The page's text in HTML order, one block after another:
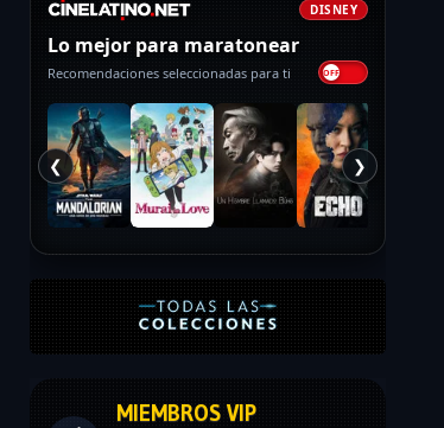
DISNEY
Lo mejor para maratonear
Recomendaciones seleccionadas para ti
❮ ❯
MIEMBROS VIP